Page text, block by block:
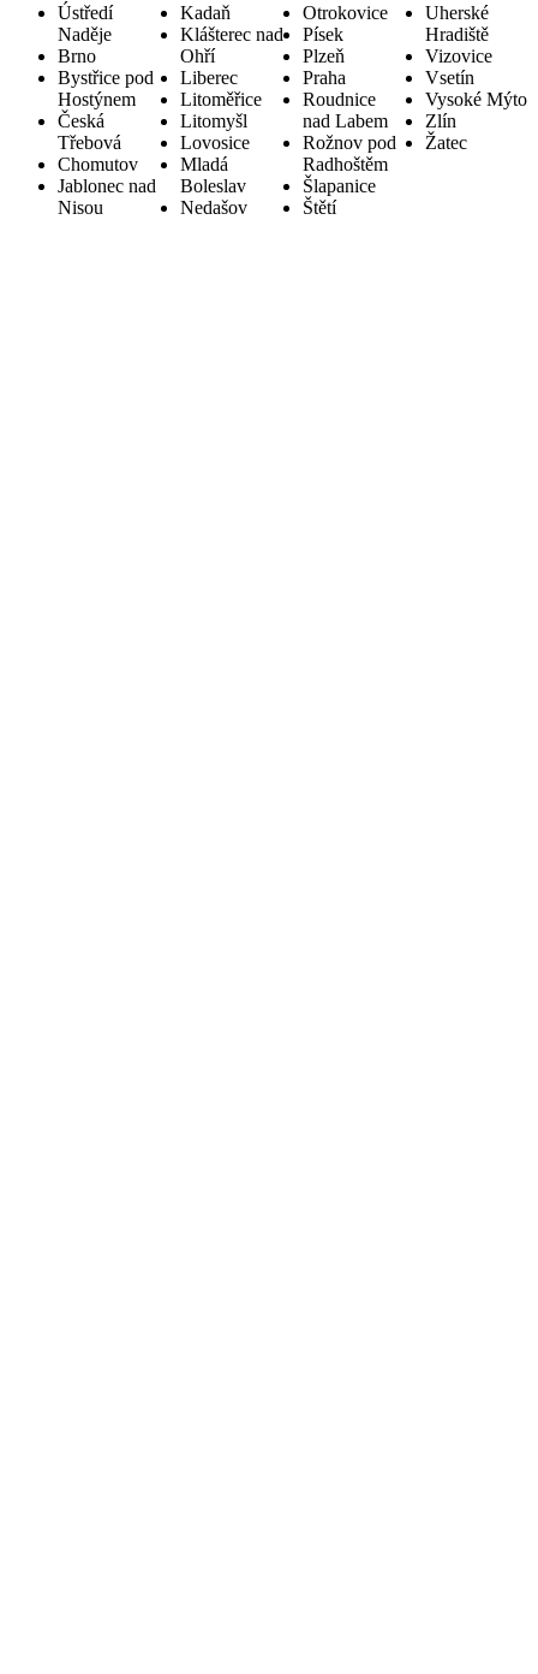
Ústředí
Naděje
Brno
Bystřice pod
Hostýnem
Česká
Třebová
Chomutov
Jablonec nad
Nisou
Kadaň
Klášterec nad
Ohří
Liberec
Litoměřice
Litomyšl
Lovosice
Mladá
Boleslav
Nedašov
Otrokovice
Písek
Plzeň
Praha
Roudnice
nad Labem
Rožnov pod
Radhoštěm
Šlapanice
Štětí
Uherské
Hradiště
Vizovice
Vsetín
Vysoké Mýto
Zlín
Žatec